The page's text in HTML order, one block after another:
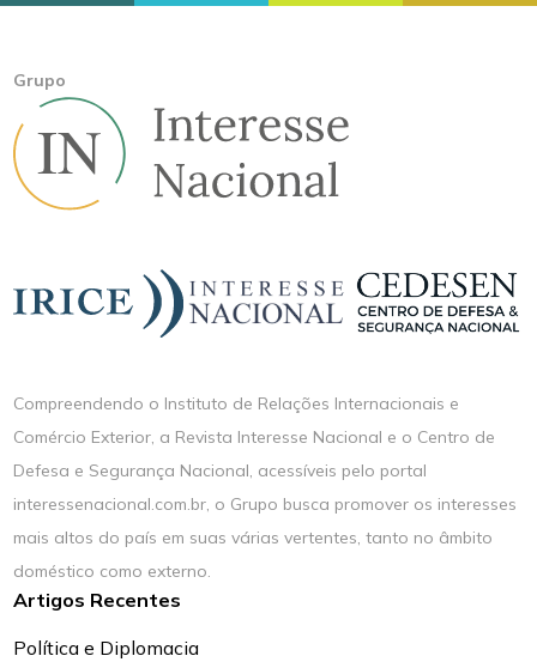
Grupo
Compreendendo o Instituto de Relações Internacionais e
Comércio Exterior, a Revista Interesse Nacional e o Centro de
Defesa e Segurança Nacional, acessíveis pelo portal
interessenacional.com.br, o Grupo busca promover os interesses
mais altos do país em suas várias vertentes, tanto no âmbito
doméstico como externo.
Artigos Recentes
Política e Diplomacia